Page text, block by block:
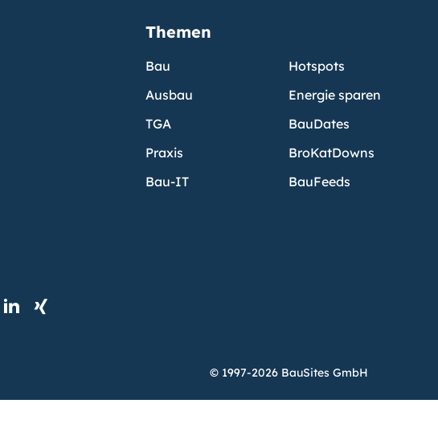
Themen
Bau
Ausbau
TGA
Praxis
Bau-IT
Hotspots
Energie sparen
BauDates
BroKatDowns
BauFeeds
© 1997-2026 BauSites GmbH